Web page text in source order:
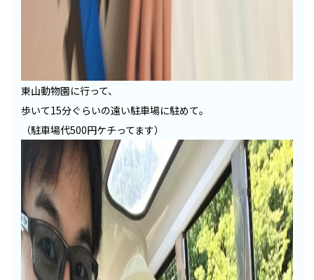
東山動物園に行って、
歩いて15分ぐらいの遠い駐車場に駐めて。
（駐車場代500円ケチってます）